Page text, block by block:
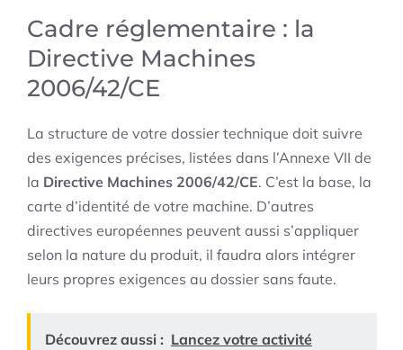
Cadre réglementaire : la
Directive Machines
2006/42/CE
La structure de votre dossier technique doit suivre
des exigences précises, listées dans l’Annexe VII de
la Directive Machines 2006/42/CE. C’est la base, la
carte d’identité de votre machine. D’autres
directives européennes peuvent aussi s’appliquer
selon la nature du produit, il faudra alors intégrer
leurs propres exigences au dossier sans faute.
Découvrez aussi : Lancez votre activité